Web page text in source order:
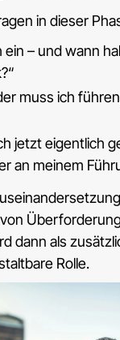
in dieser
ein – und wann
muss ich
jetzt eigentlich
an meinem
dann als
Rolle.